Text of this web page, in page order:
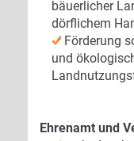
bäuerlicher
dörflichem
Förderung
und
Ehrenamt und